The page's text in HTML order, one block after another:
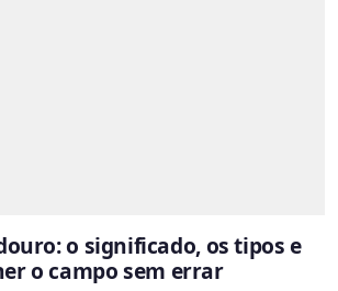
o significado, os tipos e
o campo sem errar